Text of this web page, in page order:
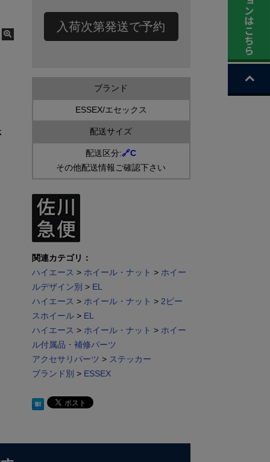
入荷次第発送で予約
ブランド
ESSEX/エセックス
配送サイズ
配送区分:🔗C
その他配送情報ご確認下さい
関連カテゴリ：
ハイエース > ホイール・ナット > ホイー
ルデザイン別 > EL
ハイエース > ホイール・ナット > 2ピー
スホイール> EL
ハイエース > ホイール・ナット > ホイー
ル付属品・補修パーツ
アクセサリパーツ > ステッカー
ブランド別 > ESSEX